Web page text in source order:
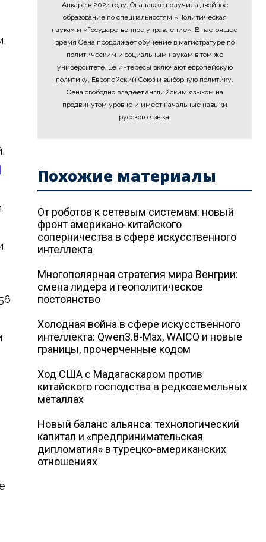
Анкаре в 2024 году. Она также получила двойное
образование по специальностям «Политическая
наука» и «Государственное управление». В настоящее
время Сена продолжает обучение в магистратуре по
политическим и социальным наукам в том же
университете. Её интересы включают европейскую
политику, Европейский Союз и выборную политику.
Сена свободно владеет английским языком на
продвинутом уровне и имеет начальные навыки
русского языка.
Похожие материалы
От роботов к сетевым системам: новый
фронт американо-китайского
соперничества в сфере искусственного
интеллекта
Многополярная стратегия мира Венгрии:
смена лидера и геополитическое
постоянство
Холодная война в сфере искусственного
интеллекта: Qwen3.8-Max, WAICO и новые
границы, прочерченные кодом
Ход США с Мадагаскаром против
китайского господства в редкоземельных
металлах
Новый баланс альянса: технологический
капитал и «предпринимательская
дипломатия» в турецко-американских
отношениях